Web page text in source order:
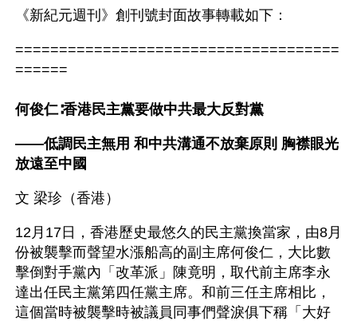
《新紀元週刊》創刊號封面故事轉載如下：
=====================================
======
何俊仁∶香港民主黨要做中共最大反對黨
——低調民主無用 和中共溝通不放棄原則 胸襟眼光
放遠至中國
文 梁珍（香港）
12月17日，香港歷史最悠久的民主黨換當家，由8月
份被襲擊而聲望水漲船高的副主席何俊仁，大比數
擊倒對手黨內「改革派」陳竟明，取代前主席李永
達出任民主黨第四任黨主席。和前三任主席相比，
這個當時被襲擊時被議員同事們聲淚俱下稱「大好